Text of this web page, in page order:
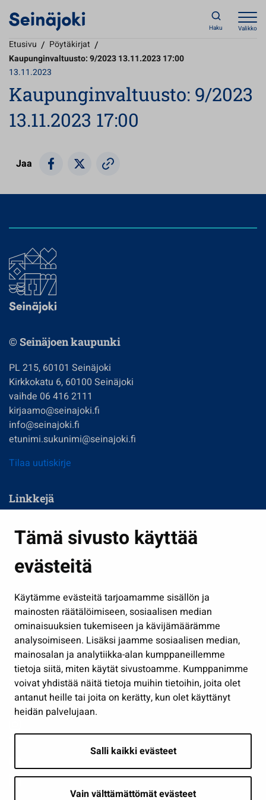
Tämä sivusto käyttää
evästeitä
Käytämme evästeitä tarjoamamme sisällön ja
mainosten räätälöimiseen, sosiaalisen median
ominaisuuksien tukemiseen ja kävijämäärämme
analysoimiseen. Lisäksi jaamme sosiaalisen median,
mainosalan ja analytiikka-alan kumppaneillemme
tietoja siitä, miten käytät sivustoamme. Kumppanimme
voivat yhdistää näitä tietoja muihin tietoihin, joita olet
antanut heille tai joita on kerätty, kun olet käyttänyt
heidän palvelujaan.
Salli kaikki evästeet
Vain välttämättömät evästeet
Haku Valikko
Etusivu / Pöytäkirjat /
Kaupunginvaltuusto: 9/2023 13.11.2023 17:00
13.11.2023
Kaupunginvaltuusto: 9/2023
13.11.2023 17:00
Jaa
© Seinäjoen kaupunki
PL 215, 60101 Seinäjoki
Kirkkokatu 6, 60100 Seinäjoki
vaihde 06 416 2111
kirjaamo@seinajoki.fi
info@seinajoki.fi
etunimi.sukunimi@seinajoki.fi
Tilaa uutiskirje
Linkkejä
Kasvatus ja opetus
Kulttuuri ja liikunta
Työ ja yrittäminen
Osallistu ja asioi
Näytä omat evästeasetukseni
Seuraa meitä